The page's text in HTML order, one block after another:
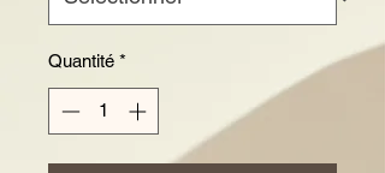
Quantité *